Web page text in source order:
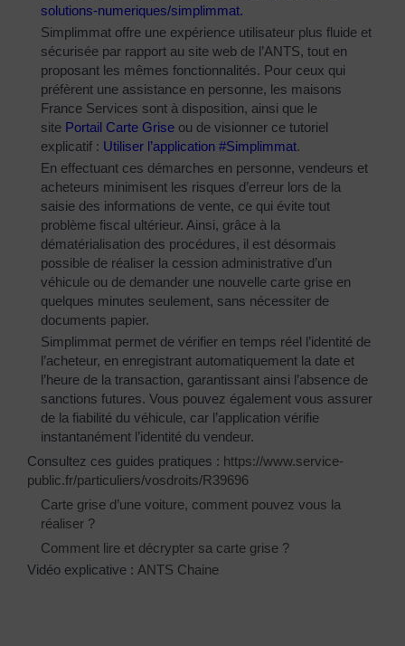
solutions-numeriques/simplimmat.
Simplimmat offre une expérience utilisateur plus fluide et
sécurisée par rapport au site web de l’ANTS, tout en
proposant les mêmes fonctionnalités. Pour ceux qui
préfèrent une assistance en personne, les maisons
France Services sont à disposition, ainsi que le
site Portail Carte Grise ou de visionner ce tutoriel
explicatif : Utiliser l’application #Simplimmat.
En effectuant ces démarches en personne, vendeurs et
acheteurs minimisent les risques d’erreur lors de la
saisie des informations de vente, ce qui évite tout
problème fiscal ultérieur. Ainsi, grâce à la
dématérialisation des procédures, il est désormais
possible de réaliser la cession administrative d’un
véhicule ou de demander une nouvelle carte grise en
quelques minutes seulement, sans nécessiter de
documents papier.
Simplimmat permet de vérifier en temps réel l’identité de
l’acheteur, en enregistrant automatiquement la date et
l’heure de la transaction, garantissant ainsi l’absence de
sanctions futures. Vous pouvez également vous assurer
de la fiabilité du véhicule, car l’application vérifie
instantanément l’identité du vendeur.
Consultez ces guides pratiques : https://www.service-
public.fr/particuliers/vosdroits/R39696
Carte grise d’une voiture, comment pouvez vous la
réaliser ?
Comment lire et décrypter sa carte grise ?
Vidéo explicative : ANTS Chaine